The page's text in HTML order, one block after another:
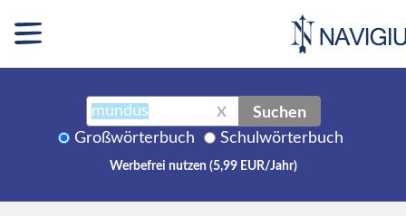
X Suchen
Großwörterbuch Schulwörterbuch
Werbefrei nutzen (5,99 EUR/Jahr)